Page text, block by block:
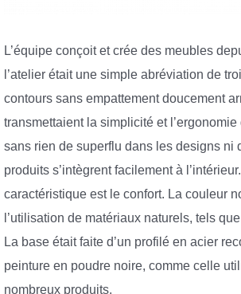
L’équipe conçoit et crée des meubles
l’atelier était une simple abréviation de
contours sans empattement doucement
transmettaient la simplicité et
sans rien de superflu dans les designs ni
produits s’intègrent facilement à
caractéristique est le confort. La couleur
l’utilisation de matériaux naturels, tels
La base était faite d’un profilé en acier
peinture en poudre noire, comme celle
nombreux produits.